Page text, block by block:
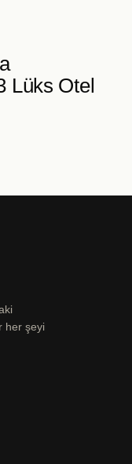
Lüks Otel
her şeyi